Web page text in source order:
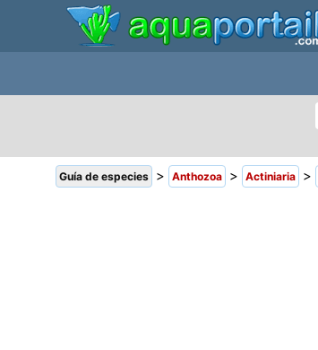
Guía de especies > Anthozoa > Actiniaria >